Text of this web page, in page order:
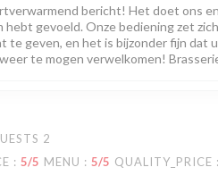
bericht! Het doet ons
hebt gevoeld. Onze bediening zet
te geven, en het is bijzonder fijn dat
te mogen verwelkomen!
2
: 5/5 MENU : 5/5 QUALITY_PRICE